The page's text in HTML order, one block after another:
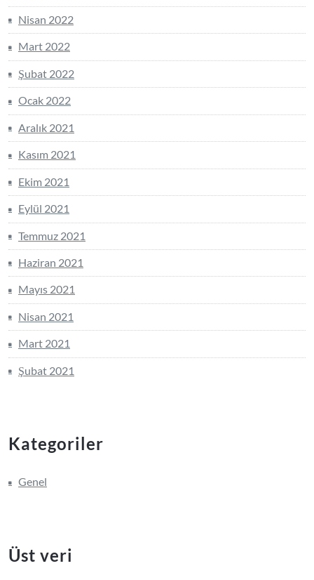
Nisan 2022
Mart 2022
Şubat 2022
Ocak 2022
Aralık 2021
Kasım 2021
Ekim 2021
Eylül 2021
Temmuz 2021
Haziran 2021
Mayıs 2021
Nisan 2021
Mart 2021
Şubat 2021
Kategoriler
Genel
Üst veri